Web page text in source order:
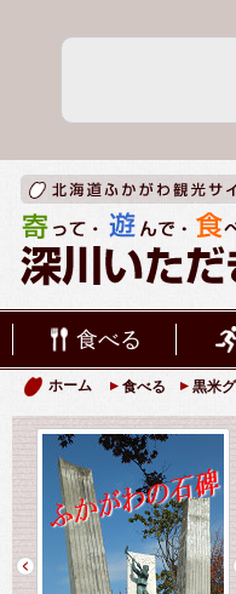
食べる
ホーム 食べる 黒米